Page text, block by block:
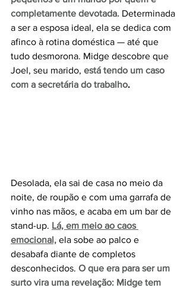
completamente devotada. Determinada
a ser a esposa ideal, ela se dedica com
afinco à rotina doméstica — até que
tudo desmorona. Midge descobre que
Joel, seu marido, está tendo um caso
com a secretária do trabalho.
Desolada, ela sai de casa no meio da
noite, de roupão e com uma garrafa de
vinho nas mãos, e acaba em um bar de
stand-up. Lá, em meio ao caos
emocional, ela sobe ao palco e
desabafa diante de completos
desconhecidos. O que era para ser um
surto vira uma revelação: Midge tem